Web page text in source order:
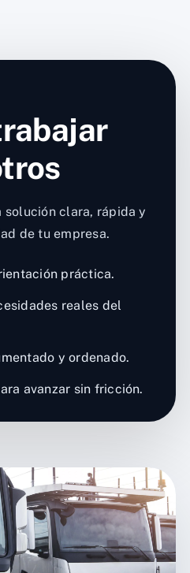
solución clara, rápida y
de tu empresa.
práctica.
reales del
y ordenado.
avanzar sin fricción.